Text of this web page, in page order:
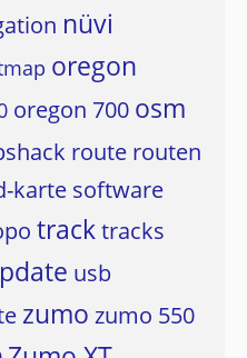
nüvi
oregon
oregon 700 osm
route routen
karte software
tracktracks
usb
zumo zumo 550